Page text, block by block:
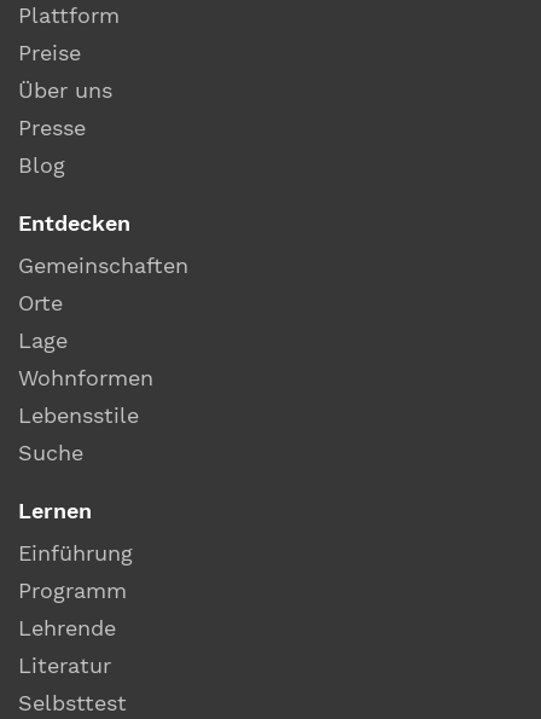
Plattform
Preise
Über uns
Presse
Blog
Entdecken
Gemeinschaften
Orte
Lage
Wohnformen
Lebensstile
Suche
Lernen
Einführung
Programm
Lehrende
Literatur
Selbsttest